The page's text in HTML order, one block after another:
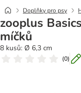
Doplňky pro psy
zooplus
míčků
8 kusů: Ø 6,3 cm
(0)